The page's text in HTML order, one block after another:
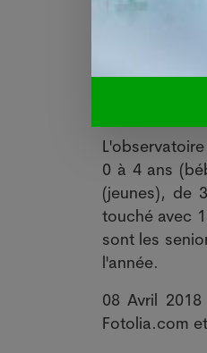
0 à 4 ans
(jeunes), de
touché avec
sont les
l'année.
08 Avril
Fotolia.com